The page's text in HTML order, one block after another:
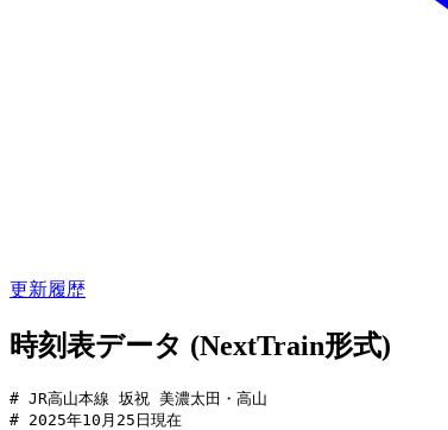
更新履歴
時刻表データ (NextTrain形式)
# JR高山本線 坂祝 美濃太田・高山
# 2025年10月25日現在